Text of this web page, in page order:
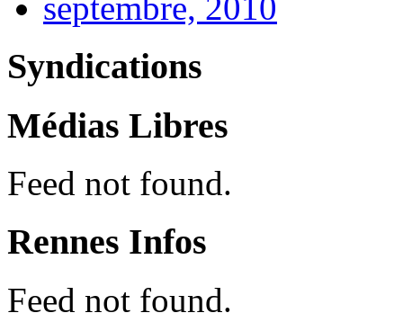
Syndications
Médias Libres
Feed not found.
Rennes Infos
Feed not found.